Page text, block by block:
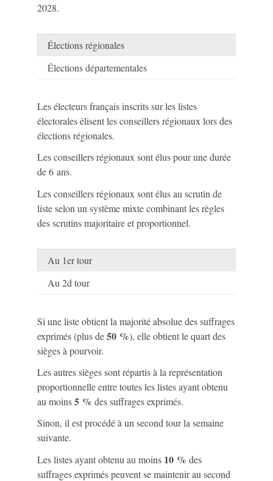
2028.
Élections régionales
Élections départementales
Les électeurs français inscrits sur les listes
électorales élisent les conseillers régionaux lors des
élections régionales.
Les conseillers régionaux sont élus pour une durée
de 6 ans.
Les conseillers régionaux sont élus au scrutin de
liste selon un système mixte combinant les règles
des scrutins majoritaire et proportionnel.
Au 1er tour
Au 2d tour
Si une liste obtient la majorité absolue des suffrages
exprimés (plus de50 %), elle obtient le quart des
sièges à pourvoir.
Les autres sièges sont répartis à la représentation
proportionnelle entre toutes les listes ayant obtenu
au moins5 % des suffrages exprimés.
Sinon, il est procédé à un second tour la semaine
suivante.
Les listes ayant obtenu au moins 10 % des
suffrages exprimés peuvent se maintenir au second